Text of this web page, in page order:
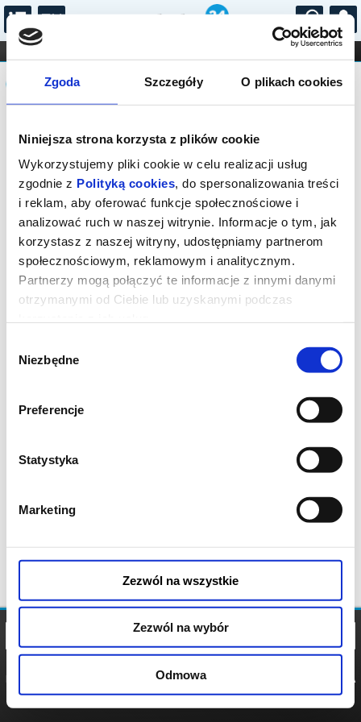
Zgoda Szczegóły O plikach cookies
Niniejsza strona korzysta z plików cookie
Wykorzystujemy pliki cookie w celu realizacji usług
zgodnie z Polityką cookies, do spersonalizowania treści
i reklam, aby oferować funkcje społecznościowe i
analizować ruch w naszej witrynie. Informacje o tym, jak
korzystasz z naszej witryny, udostępniamy partnerom
społecznościowym, reklamowym i analitycznym.
Partnerzy mogą połączyć te informacje z innymi danymi
otrzymanymi od Ciebie lub uzyskanymi podczas
zgody
Niezbędne
Preferencje
Statystyka
Marketing
Zezwól na wszystkie
Zezwól na wybór
Odmowa
...
FILHARMONIA OPERA I BALET
STAND-UP
DLA DZIECI
Komunikat
Sprzedaż biletów on-line na wydarzenie
została zakończona.
POLITYKA
POLITYKA